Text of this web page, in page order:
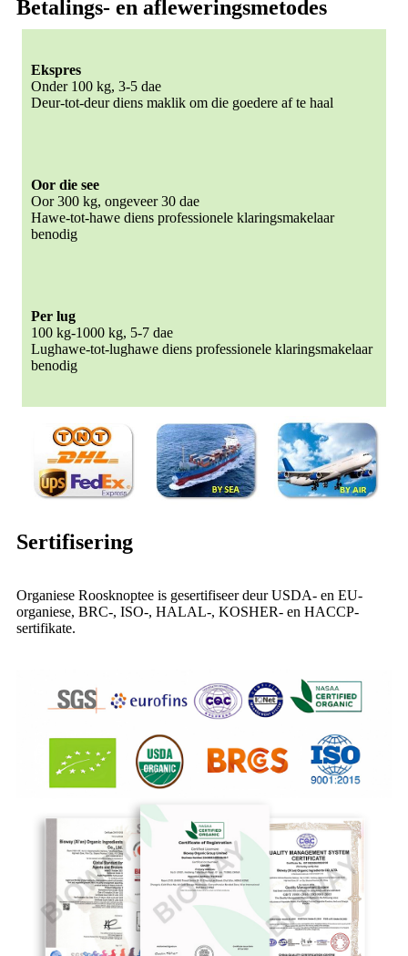
Betalings- en afleweringsmetodes
Ekspres
Onder 100 kg, 3-5 dae
Deur-tot-deur diens maklik om die goedere af te haal
Oor die see
Oor 300 kg, ongeveer 30 dae
Hawe-tot-hawe diens professionele klaringsmakelaar
benodig
Per lug
100 kg-1000 kg, 5-7 dae
Lughawe-tot-lughawe diens professionele klaringsmakelaar
benodig
Sertifisering
Organiese Roosknoptee is gesertifiseer deur USDA- en EU-
organiese, BRC-, ISO-, HALAL-, KOSHER- en HACCP-
sertifikate.